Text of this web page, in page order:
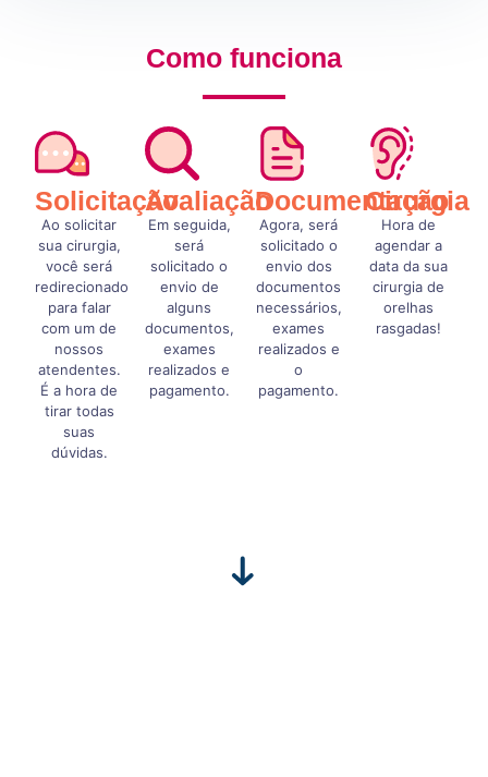
Como funciona
Solicitação
Ao solicitar
sua cirurgia,
você será
redirecionado
para falar
com um de
nossos
atendentes.
É a hora de
tirar todas
suas
dúvidas.
Avaliação
Em seguida,
será
solicitado o
envio de
alguns
documentos,
exames
realizados e
pagamento.
Documentação
Agora, será
solicitado o
envio dos
documentos
necessários,
exames
realizados e
o
pagamento.
Cirurgia
Hora de
agendar a
data da sua
cirurgia de
orelhas
rasgadas!